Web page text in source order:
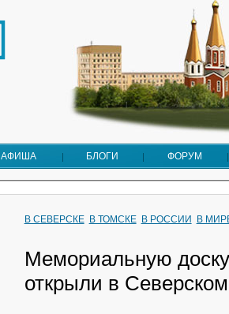
АФИША БЛОГИ ФОРУМ
В СЕВЕРСКЕ В ТОМСКЕ В РОССИИ В
Мемориальную
открыли в